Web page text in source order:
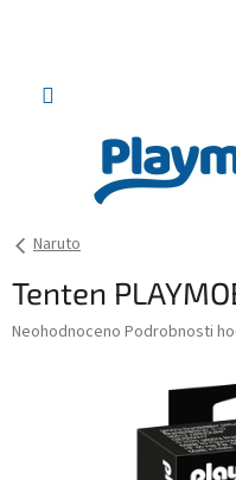
Naruto
Tenten
Průměrné
Neohodnoceno Podrobnosti